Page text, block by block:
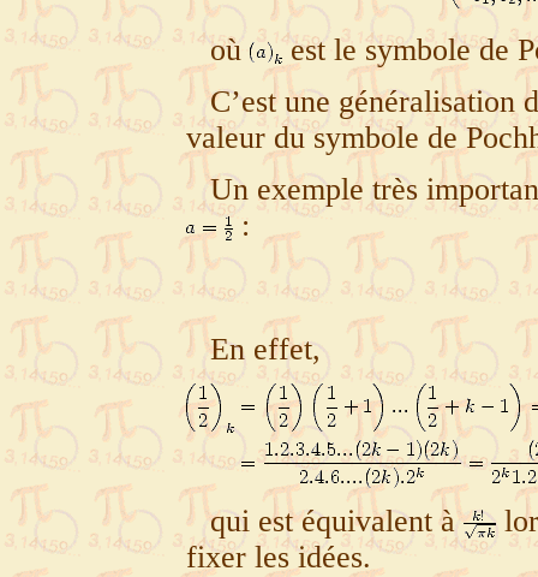
où
est le symbole de
C’est une
valeur du symbole de
Un exemple très
:
En effet,
qui est équivalent à
fixer les idées.